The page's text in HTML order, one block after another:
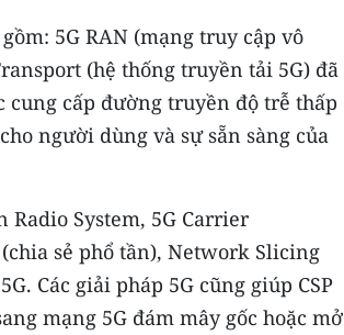
5G RAN (mạng truy cập vô
(hệ thống truyền tải 5G) đã
cung cấp đường truyền độ trễ thấp
người dùng và sự sẵn sàng của
Radio System, 5G Carrier
sẻ phổ tần), Network Slicing
Các giải pháp 5G cũng giúp CSP
mạng 5G đám mây gốc hoặc mở